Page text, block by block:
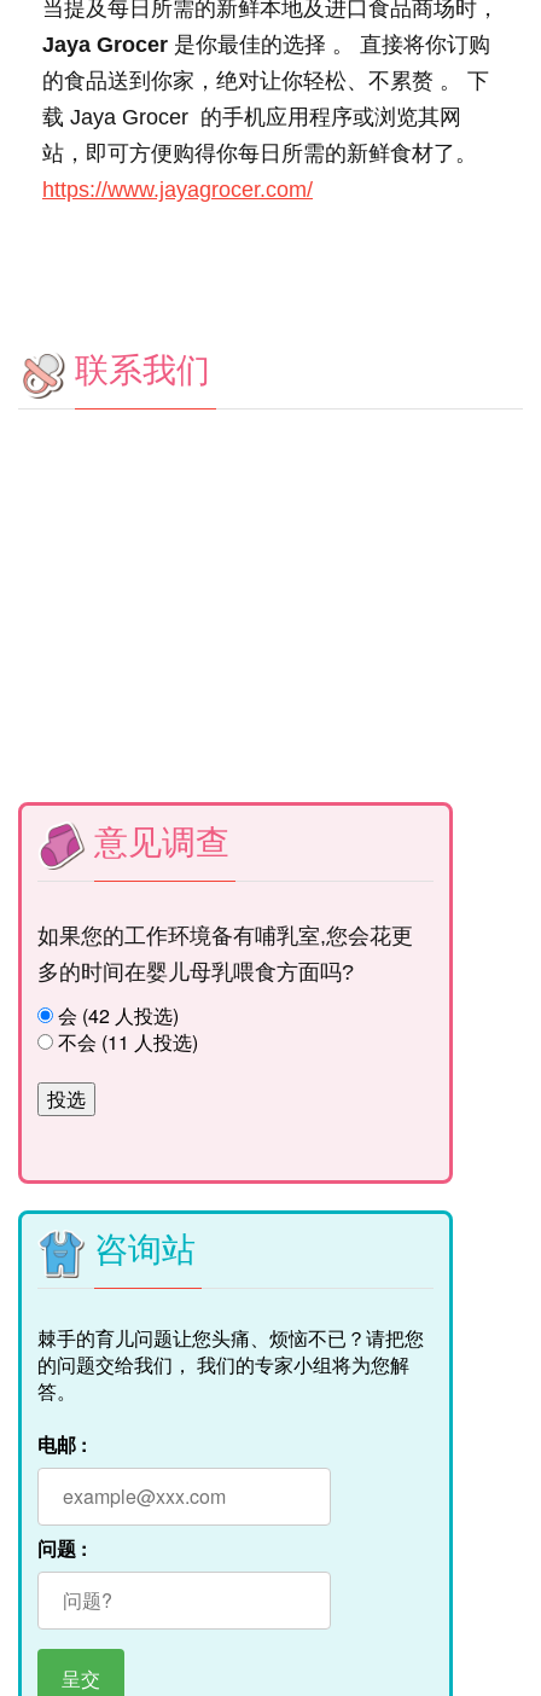
当提及每日所需的新鲜本地及进口食品商场时，
Jaya Grocer 是你最佳的选择 。 直接将你订购
的食品送到你家，绝对让你轻松、不累赘 。 下
载 Jaya Grocer 的手机应用程序或浏览其网
站，即可方便购得你每日所需的新鲜食材了。
https://www.jayagrocer.com/
联系我们
意见调查
如果您的工作环境备有哺乳室,您会花更
多的时间在婴儿母乳喂食方面吗?
会 (42 人投选)
不会 (11 人投选)
咨询站
棘手的育儿问题让您头痛、烦恼不已？请把您
的问题交给我们， 我们的专家小组将为您解
答。
电邮 :
问题 :